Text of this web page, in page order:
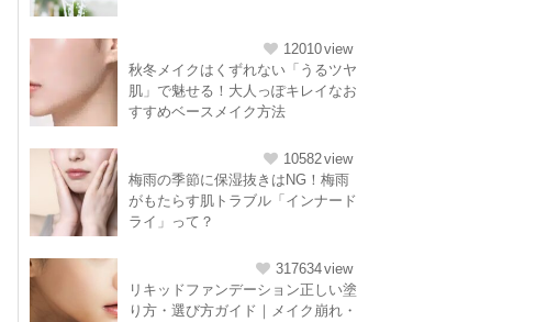
12010
秋冬メイクはくずれない「うるツヤ
肌」で魅せる！大人っぽキレイなお
すすめベースメイク方法
10582
梅雨の季節に保湿抜きはNG！梅雨
がもたらす肌トラブル「インナード
ライ」って？
317634
リキッドファンデーション正しい塗
り方・選び方ガイド｜メイク崩れ・